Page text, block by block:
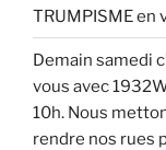
TRUMPISME en
Demain samedi
vous avec
10h. Nous
rendre nos rues